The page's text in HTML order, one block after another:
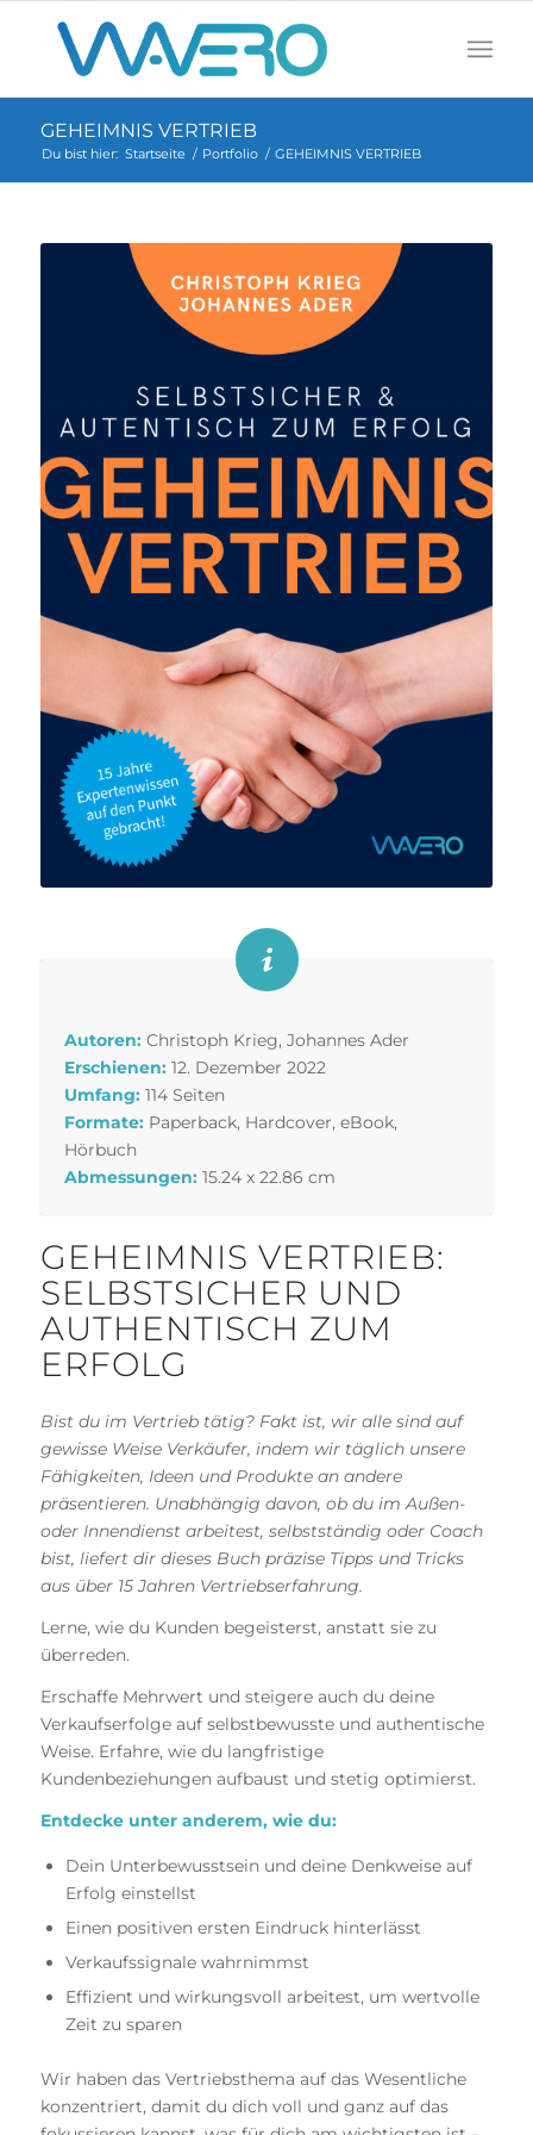
GEHEIMNIS VERTRIEB
Du bist hier: Startseite / Portfolio / GEHEIMNIS VERTRIEB
Autoren:Christoph Krieg, Johannes Ader
Erschienen:12. Dezember 2022
Umfang:114 Seiten
Formate:Paperback, Hardcover, eBook,
Hörbuch
Abmessungen:15.24 x 22.86 cm
GEHEIMNIS VERTRIEB:
SELBSTSICHER UND
AUTHENTISCH ZUM
ERFOLG
Bist du im Vertrieb tätig? Fakt ist, wir alle sind auf
gewisse Weise Verkäufer, indem wir täglich unsere
Fähigkeiten, Ideen und Produkte an andere
präsentieren. Unabhängig davon, ob du im Außen-
oder Innendienst arbeitest, selbstständig oder Coach
bist, liefert dir dieses Buch präzise Tipps und Tricks
aus über 15 Jahren Vertriebserfahrung.
Lerne, wie du Kunden begeisterst, anstatt sie zu
überreden.
Erschaffe Mehrwert und steigere auch du deine
Verkaufserfolge auf selbstbewusste und authentische
Weise. Erfahre, wie du langfristige
Kundenbeziehungen aufbaust und stetig optimierst.
Entdecke unter anderem, wie du:
Dein Unterbewusstsein und deine Denkweise auf
Erfolg einstellst
Einen positiven ersten Eindruck hinterlässt
Verkaufssignale wahrnimmst
Effizient und wirkungsvoll arbeitest, um wertvolle
Zeit zu sparen
Wir haben das Vertriebsthema auf das Wesentliche
konzentriert, damit du dich voll und ganz auf das